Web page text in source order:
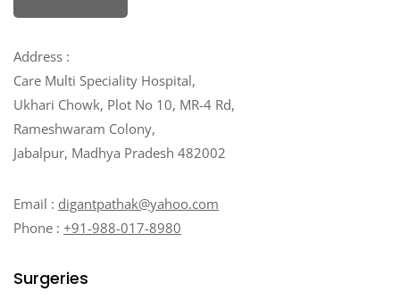
Address :
Care Multi Speciality Hospital,
Ukhari Chowk, Plot No 10, MR-4 Rd,
Rameshwaram Colony,
Jabalpur, Madhya Pradesh 482002
Email : digantpathak@yahoo.com
Phone : +91-988-017-8980
Surgeries